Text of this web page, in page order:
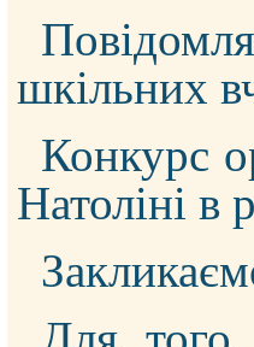
шкільних
Конкурс
Натоліні